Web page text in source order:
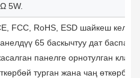
5W.
FCC, RoHS, ESD шайкеш
65 баскычтуу дат баспас
панелге орнотулган
турган жана чаң өткөрбөй